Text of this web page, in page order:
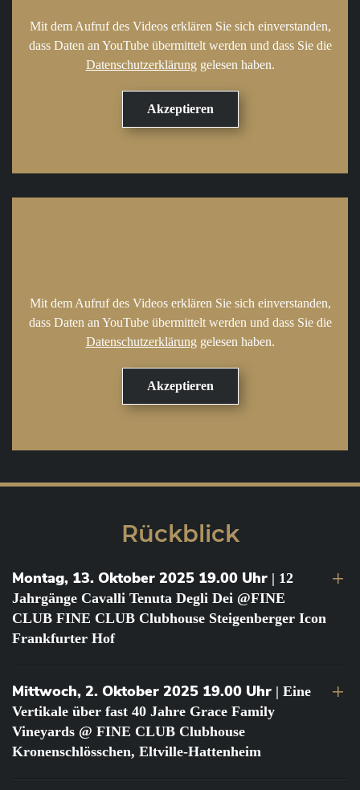
Mit dem Aufruf des Videos erklären Sie sich einverstanden,
dass Daten an YouTube übermittelt werden und dass Sie die
Datenschutzerklärung gelesen haben.
Mit dem Aufruf des Videos erklären Sie sich einverstanden,
dass Daten an YouTube übermittelt werden und dass Sie die
Datenschutzerklärung gelesen haben.
Rückblick
Montag, 13. Oktober 2025 19.00 Uhr | 12
Jahrgänge Cavalli Tenuta Degli Dei @FINE
CLUB FINE CLUB Clubhouse Steigenberger Icon
Frankfurter Hof
Mittwoch, 2. Oktober 2025 19.00 Uhr | Eine
Vertikale über fast 40 Jahre Grace Family
Vineyards @ FINE CLUB Clubhouse
Kronenschlösschen, Eltville-Hattenheim